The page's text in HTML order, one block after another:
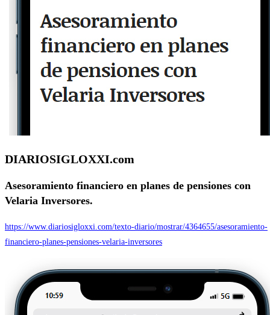
DIARIOSIGLOXXI.com
Asesoramiento financiero en planes de pensiones con
Velaria Inversores.
https://www.diariosigloxxi.com/texto-diario/mostrar/4364655/asesoramiento-
financiero-planes-pensiones-velaria-inversores